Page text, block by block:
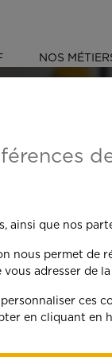
NOS
ainsi que nos
nous permet de
vous adresser de
ces
en cliquant en